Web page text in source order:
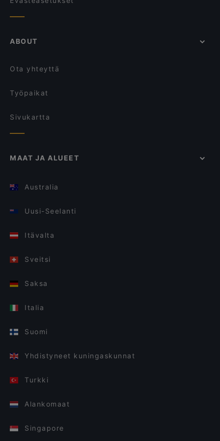
ABOUT
Ota yhteyttä
Työpaikat
Sivukartta
MAAT JA ALUEET
Australia
Uusi-Seelanti
Itävalta
Sveitsi
Saksa
Italia
Suomi
Yhdistyneet kuningaskunnat
Turkki
Alankomaat
Singapore